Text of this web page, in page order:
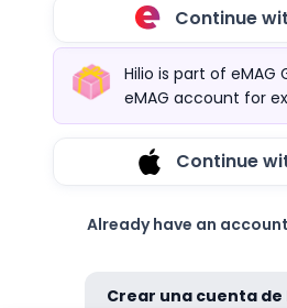
Continue
Hilio is part of eMAG
eMAG account for
Continue
Already have an
Crear una cuenta de